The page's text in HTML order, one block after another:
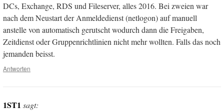
DCs, Exchange, RDS und Fileserver, alles 2016. Bei zweien war
nach dem Neustart der Anmeldedienst (netlogon) auf manuell
anstelle von automatisch gerutscht wodurch dann die Freigaben,
Zeitdienst oder Gruppenrichtlinien nicht mehr wollten. Falls das noch
jemanden beisst.
Antworten
1ST1 sagt: